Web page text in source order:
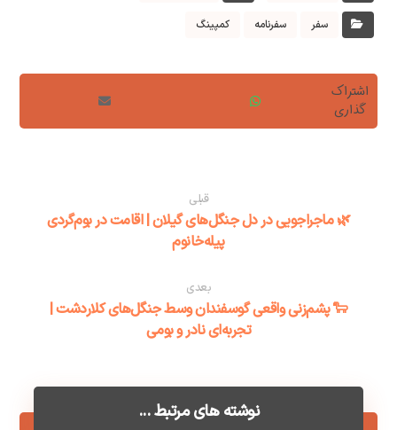
سفر سفرنامه کمپینگ
قبلی
🌿 ماجراجویی در دل جنگل‌های گیلان | اقامت در بوم‌گردی
پیله‌خانوم
بعدی
🐑 پشم‌زنی واقعی گوسفندان وسط جنگل‌های کلاردشت |
تجربه‌ای نادر و بومی
نوشته های مرتبط ...